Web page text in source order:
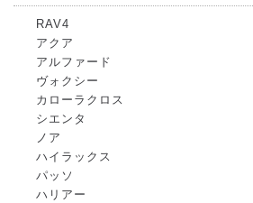
RAV4
アクア
アルファード
ヴォクシー
カローラクロス
シエンタ
ノア
ハイラックス
パッソ
ハリアー